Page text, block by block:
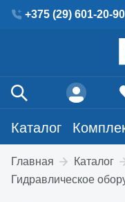
+375 (29) 601-20-90
Каталог
Главная
Каталог
Гидравлическое